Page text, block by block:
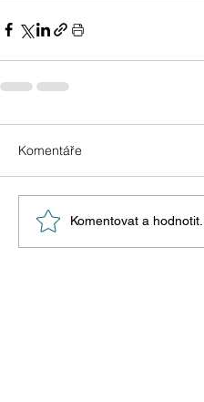
Komentáře
Komentovat a hodnotit...